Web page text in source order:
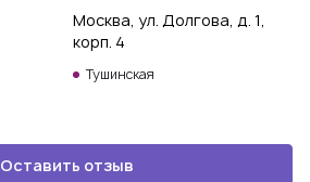
Москва, ул. Долгова, д. 1,
корп. 4
Тушинская
Оставить отзыв